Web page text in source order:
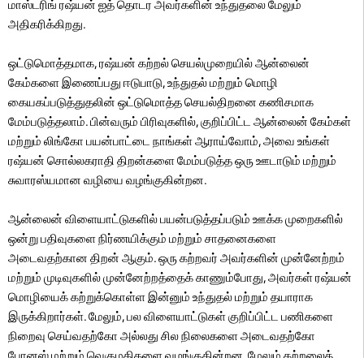
மாஸ்டரிங் ரஷ்யன் ஐத் தொடர அவர்களின் உந்துதலை மேலும்
அதிகரிக்கிறது.
ஒட்டுமொத்தமாக, ரஷ்யன் கற்றல் செயல்முறையில் ஆன்லைன்
கேம்களை இணைப்பது ஈடுபாடு, உந்துதல் மற்றும் மொழி
கையகப்படுத்துதலின் ஒட்டுமொத்த செயல்திறனை கணிசமாக
மேம்படுத்தலாம். பின்வரும் பிரிவுகளில், குறிப்பிட்ட ஆன்லைன் கேம்கள்
மற்றும் லிங்கோ பயன்பாட்டை நாங்கள் ஆராய்வோம், அவை உங்கள்
ரஷ்யன் சொல்லகராதி திறன்களை மேம்படுத்த ஒரு ஊடாடும் மற்றும்
சுவாரஸ்யமான வழியை வழங்குகின்றன.
ஆன்லைன் விளையாட்டுகளில் பயன்படுத்தப்படும் ஊக்க முறைகளில்
ஒன்று பதிவுகளை நிர்ணயிக்கும் மற்றும் சாதனைகளை
அடைவதற்கான திறன் ஆகும். ஒரு கற்றவர் அவர்களின் முன்னேற்றம்
மற்றும் முடிவுகளில் முன்னேற்றத்தைக் காணும்போது, ​​அவர்கள் ரஷ்யன்
மொழியைக் கற்றுக்கொள்ள இன்னும் உந்துதல் மற்றும் தயாராக
இருக்கிறார்கள். மேலும், பல விளையாட்டுகள் குறிப்பிட்ட பணிகளை
நிறைவு செய்வதற்கோ அல்லது சில நிலைகளை அடைவதற்கோ